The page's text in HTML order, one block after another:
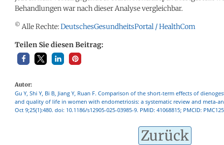
Behandlungen war nach dieser Analyse vergleichbar.
© Alle Rechte:DeutschesGesundheitsPortal / HealthCom
Teilen Sie diesen Beitrag:
Autor:
Gu Y, Shi Y, Bi B, Jiang Y, Ruan F. Comparison of the short-term effects of
and quality of life in women with endometriosis: a systematic review and meta-
Oct 9;25(1):480. doi: 10.1186/s12905-025-03985-9. PMID: 41068815; PMCID:
Zurück